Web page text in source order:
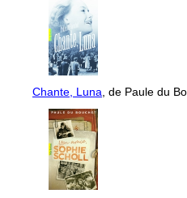
Chante, Luna , de Paule du